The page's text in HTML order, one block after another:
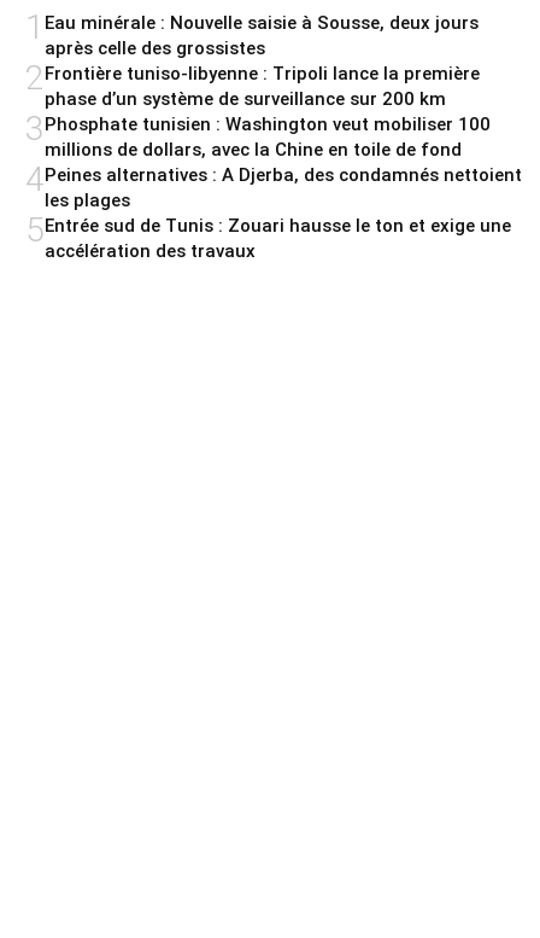
1 Eau minérale : Nouvelle saisie à Sousse, deux jours
après celle des grossistes
2 Frontière tuniso-libyenne : Tripoli lance la première
phase d’un système de surveillance sur 200 km
3Phosphate tunisien : Washington veut mobiliser 100
millions de dollars, avec la Chine en toile de fond
4Peines alternatives : A Djerba, des condamnés nettoient
les plages
5Entrée sud de Tunis : Zouari hausse le ton et exige une
accélération des travaux